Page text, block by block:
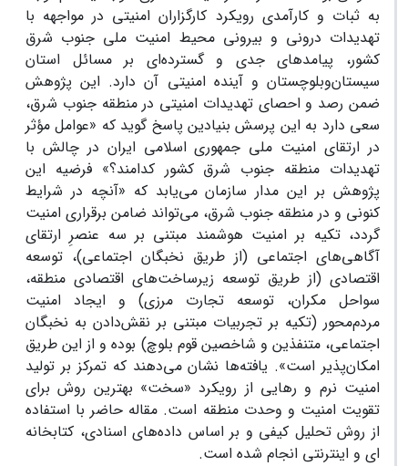
به ثبات و کارآمدی رویکرد کارگزاران امنیتی در مواجهه با
تهدیدات درونی و بیرونی محیط امنیت ملی جنوب شرق
کشور، پیامدهای جدی و گسترده‌ای بر مسائل استان
سیستان‏‌وبلوچستان و آینده امنیتی آن دارد. این پژوهش
ضمن رصد و احصای تهدیدات امنیتی در منطقه جنوب شرق،
سعی دارد به این پرسش بنیادین پاسخ گوید که «عوامل مؤثر
در ارتقای امنیت ملی جمهوری اسلامی ایران در چالش با
تهدیدات منطقه جنوب شرق کشور کدامند؟» فرضیه این
پژوهش بر این مدار سازمان می­‌یابد که «آنچه در شرایط
کنونی و در منطقه جنوب شرق، می­‌تواند ضامن برقراری امنیت
گردد، تکیه بر امنیت هوشمند مبتنی بر سه عنصرِ ارتقای
آگاهی‏‌های اجتماعی (از طریق نخبگان اجتماعی)، توسعه
اقتصادی (از طریق توسعه زیرساخت‏‌های اقتصادی منطقه،
سواحل مکران، توسعه تجارت مرزی) و ایجاد امنیت
مردم‌محور (تکیه بر تجربیات مبتنی بر نقش‌‏دادن به نخبگان
اجتماعی، متنفذین و شاخصین قوم بلوچ) بوده و از این طریق
امکان‏‌پذیر است». یافته‏‌ها نشان می‏‌دهند که تمرکز بر تولید
امنیت نرم و رهایی از رویکرد «سخت» بهترین روش برای
تقویت امنیت و وحدت منطقه است. مقاله حاضر با استفاده
از روش تحلیل کیفی و بر اساس داده‌‏های اسنادی، کتابخانه­‌
ای و اینترنتی انجام شده است.